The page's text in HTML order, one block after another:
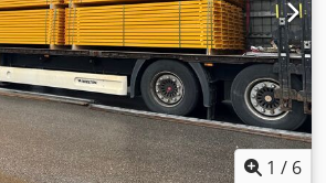
Mario Klöver Sr.: Falk Deutsch
sobre el artículo: Este artículo se
Cualquier transporte adicional o
conlleva costes adicionales, que se
separado según el lugar de entrega
1 / 6